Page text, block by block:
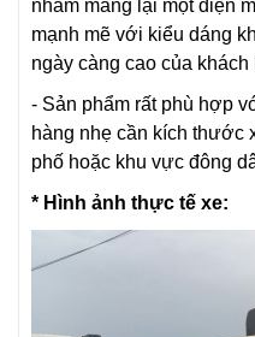
nhằm mang lại một diện
mạnh mẽ với kiểu dáng
ngày càng cao của khách
- Sản phẩm rất phù hợp
hàng nhẹ cần kích thước
phố hoặc khu vực đông
* Hình ảnh thực tế xe: